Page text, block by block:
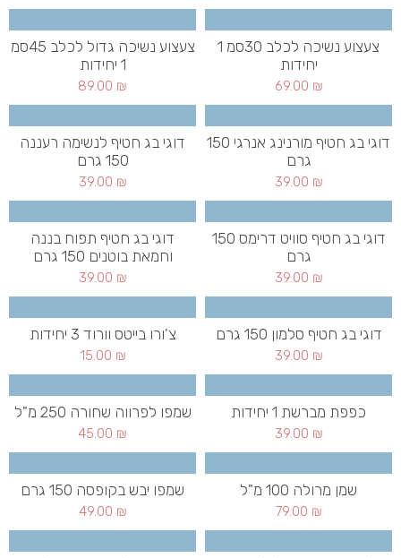
צעצוע נשיכה לכלב 30סמ 1
יחידות
69.00 ₪
צעצוע נשיכה גדול לכלב 45סמ
1 יחידות
89.00 ₪
דוגי בג חטיף מורנינג אנרגי 150
גרם
39.00 ₪
דוגי בג חטיף לנשימה רעננה
150 גרם
39.00 ₪
דוגי בג חטיף סוויט דרימס 150
גרם
39.00 ₪
דוגי בג חטיף תפוח בננה
וחמאת בוטנים 150 גרם
39.00 ₪
דוגי בג חטיף סלמון 150 גרם
39.00 ₪
צ'ורו בייטס וורוד 3 יחידות
15.00 ₪
כפפת מברשת 1 יחידות
39.00 ₪
שמפו לפרווה שחורה 250 מ"ל
45.00 ₪
שמן מרולה 100 מ"ל
79.00 ₪
שמפו יבש בקופסה 150 גרם
49.00 ₪